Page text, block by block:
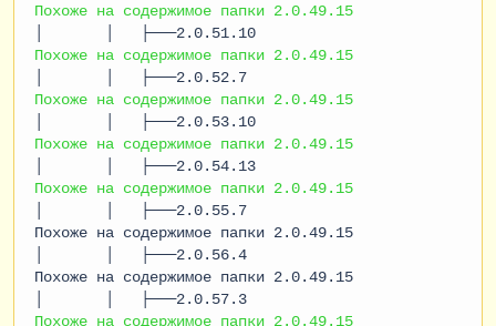
Похоже на содержимое папки 2.0.49.15
│ │ ├───2.0.51.10
Похоже на содержимое папки 2.0.49.15
│ │ ├───2.0.52.7
Похоже на содержимое папки 2.0.49.15
│ │ ├───2.0.53.10
Похоже на содержимое папки 2.0.49.15
│ │ ├───2.0.54.13
Похоже на содержимое папки 2.0.49.15
│ │ ├───2.0.55.7
Похоже на содержимое папки 2.0.49.15
│ │ ├───2.0.56.4
Похоже на содержимое папки 2.0.49.15
│ │ ├───2.0.57.3
Похоже на содержимое папки 2.0.49.15